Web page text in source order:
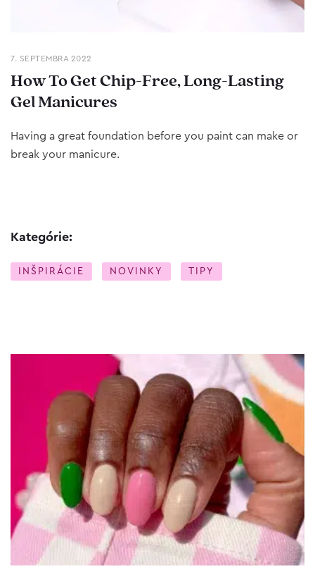
7. SEPTEMBRA 2022
How To Get Chip-Free, Long-Lasting
Gel Manicures
Having a great foundation before you paint can make or
break your manicure.
Kategórie:
INŠPIRÁCIE NOVINKY TIPY